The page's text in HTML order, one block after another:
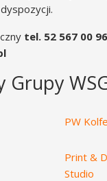
tel. 52 567 00 96
Grupy
PW
Print &
Studio